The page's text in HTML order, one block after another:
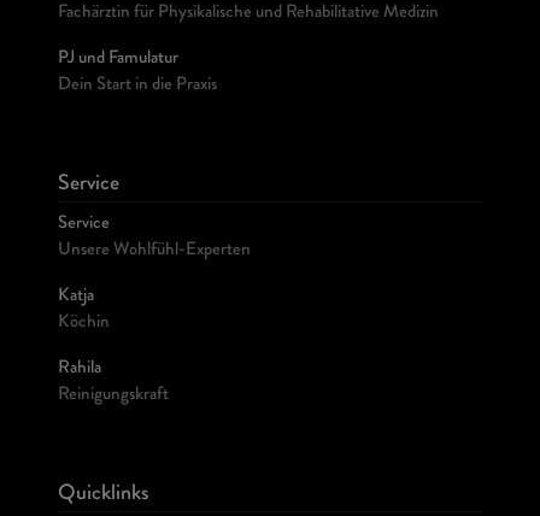
Fachärztin für Physikalische und Rehabilitative Medizin
PJ und Famulatur
Dein Start in die Praxis
Service
Service
Unsere Wohlfühl-Experten
Katja
Köchin
Rahila
Reinigungskraft
Quicklinks